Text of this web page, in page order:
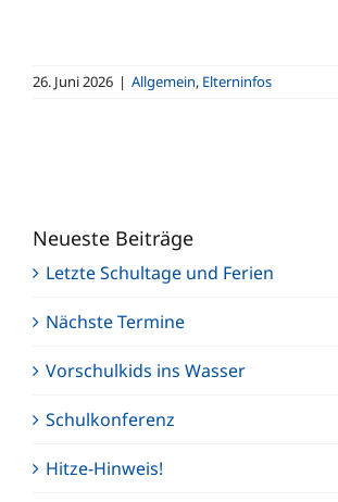
26. Juni 2026 | Allgemein, Elterninfos
Neueste Beiträge
Letzte Schultage und Ferien
Nächste Termine
Vorschulkids ins Wasser
Schulkonferenz
Hitze-Hinweis!